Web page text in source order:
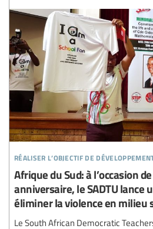
réaliser l’objectif de
Afrique du Sud: à l’occasion
anniversaire, le SADTU lance
éliminer la violence en milieu
Le South African Democratic